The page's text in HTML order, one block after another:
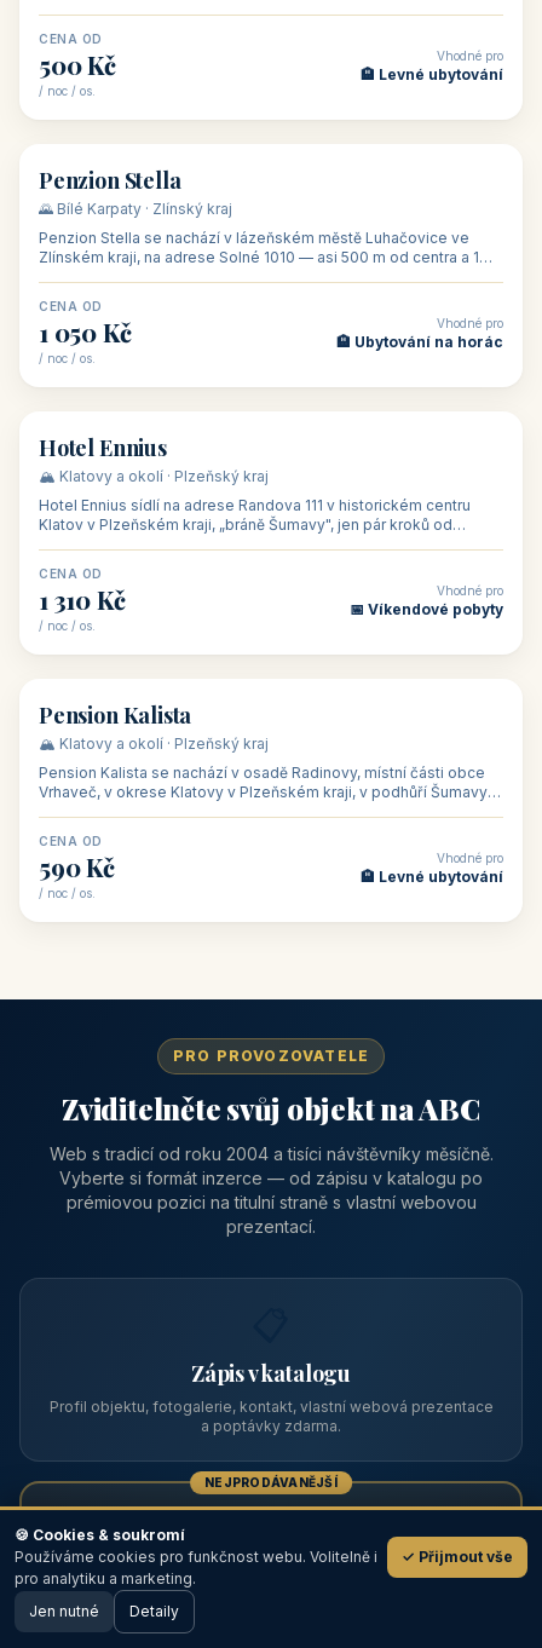
CENA OD
500 Kč
/ noc / os.
Vhodné pro
🏨 Levné ubytování
🏡 penzion
Penzion Stella
🌄 Bílé Karpaty · Zlínský kraj
Penzion Stella se nachází v lázeňském městě Luhačovice ve
Zlínském kraji, na adrese Solné 1010 — asi 500 m od centra a 1
CENA OD
1 050 Kč
/ noc / os.
Vhodné pro
🏨 Ubytování na horác
🏨 hotel
Hotel Ennius
🏔️ Klatovy a okolí · Plzeňský kraj
Hotel Ennius sídlí na adrese Randova 111 v historickém centru
Klatov v Plzeňském kraji, „bráně Šumavy", jen pár kroků od
CENA OD
1 310 Kč
/ noc / os.
Vhodné pro
📅 Víkendové pobyty
🏡 penzion
Pension Kalista
🏔️ Klatovy a okolí · Plzeňský kraj
Pension Kalista se nachází v osadě Radinovy, místní části obce
Vrhaveč, v okrese Klatovy v Plzeňském kraji, v podhůří Šumavy
CENA OD
590 Kč
/ noc / os.
Vhodné pro
🏨 Levné ubytování
PRO PROVOZOVATELE
Zviditelněte svůj objekt na ABC
Web s tradicí od roku 2004 a tisíci návštěvníky měsíčně.
Vyberte si formát inzerce — od zápisu v katalogu po
prémiovou pozici na titulní straně s vlastní webovou
prezentací.
Zápis v katalogu
Profil objektu, fotogalerie, kontakt, vlastní webová prezentace
a poptávky zdarma.
NEJPRODÁVANĚJŠÍ
Prémiový partner
TOP pozice na titulce, přednost ve výpisech, zlatý odznak a
💬
🖥️ Desktop verze
🍪 Cookies & soukromí
Používáme cookies pro funkčnost webu. Volitelně i
pro analytiku a marketing.
✓ Přijmout vše
Jen nutné Detaily